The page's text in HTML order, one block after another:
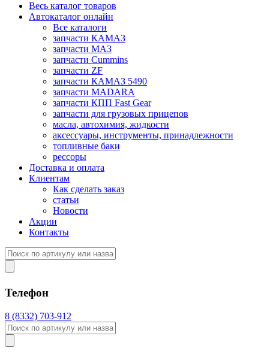
Весь каталог товаров
Автокаталог онлайн
Все каталоги
запчасти КАМАЗ
запчасти МАЗ
запчасти Cummins
запчасти ZF
запчасти КАМАЗ 5490
запчасти MADARA
запчасти КПП Fast Gear
запчасти для грузовых прицепов
масла, автохимия, жидкости
аксессуары, инструменты, принадлежности
топливные баки
рессоры
Доставка и оплата
Клиентам
Как сделать заказ
статьи
Новости
Акции
Контакты
Телефон
8 (8332) 703-912